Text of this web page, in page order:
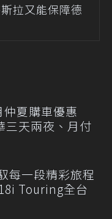
拉又能保障德
仲夏購車優惠
三天兩夜、月付
每一段精彩旅程
Touring全台